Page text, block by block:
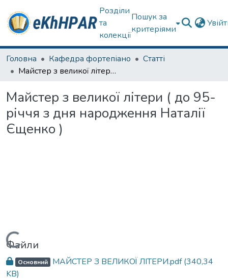
Розділи
та
колекції
Пошук за
критеріями
Головна Кафедра фортепіано
Статті
Майстер з великої літери ( до 95-річчя з дня народження Наталії Єщенко )
Майстер з великої літери ( до 95-
річчя з дня народження Наталії
Єщенко )
Вантажиться...
Файли
Основний МАЙСТЕР З ВЕЛИКОЇ ЛІТЕРИ.pdf(340,34
KB)